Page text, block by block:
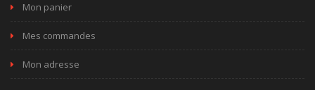
Mon panier
Mes commandes
Mon adresse